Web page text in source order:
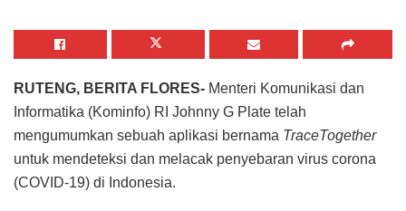
RUTENG, BERITA FLORES- Menteri Komunikasi dan
Informatika (Kominfo) RI Johnny G Plate telah
mengumumkan sebuah aplikasi bernama TraceTogether
untuk mendeteksi dan melacak penyebaran virus corona
(COVID-19) di Indonesia.